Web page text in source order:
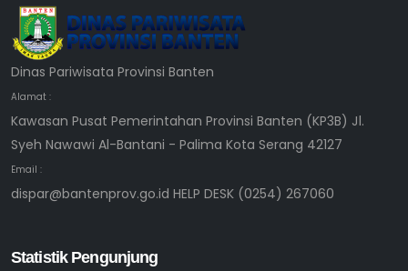
Dinas Pariwisata Provinsi Banten
Alamat :
Kawasan Pusat Pemerintahan Provinsi Banten (KP3B) Jl.
Syeh Nawawi Al-Bantani - Palima Kota Serang 42127
Email :
dispar@bantenprov.go.id HELP DESK (0254) 267060
Statistik Pengunjung